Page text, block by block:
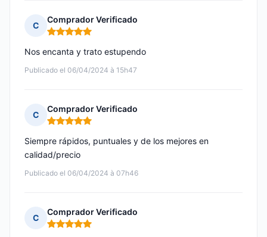
C
Comprador Verificado
Nota: 5 de 5
Publicado el 06/04/2024 à 15h47
Nos encanta y trato estupendo
C
Comprador Verificado
Nota: 5 de 5
Publicado el 06/04/2024 à 07h46
Siempre rápidos, puntuales y de los mejores en
calidad/precio
C
Comprador Verificado
Nota: 5 de 5